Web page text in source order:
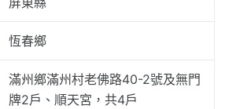
恆春鄉
滿州鄉滿州村老佛路40-2號及無門
牌2戶、順天宮，共4戶